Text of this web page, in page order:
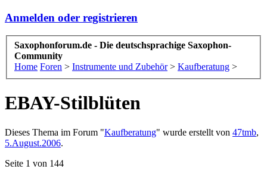
Anmelden oder registrieren
Saxophonforum.de - Die deutschsprachige Saxophon-
Community
Home Foren > Instrumente und Zubehör > Kaufberatung >
EBAY-Stilblüten
Dieses Thema im Forum "Kaufberatung" wurde erstellt von 47tmb,
5.August.2006.
Seite 1 von 144